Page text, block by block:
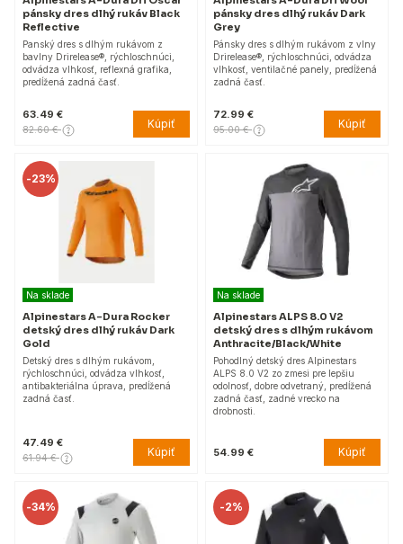
pánsky dres dlhý rukáv Black
Reflective
Panský dres s dlhým rukávom z
bavlny Drirelease®, rýchloschnúci,
odvádza vlhkosť, reflexná grafika,
predĺžená zadná časť.
63.49 €
82.60 € Kúpiť
pánsky dres dlhý rukáv Dark
Grey
Pánsky dres s dlhým rukávom z vlny
Drirelease®, rýchloschnúci, odvádza
vlhkosť, ventilačné panely, predĺžená
zadná časť.
72.99 €
95.00 € Kúpiť
-23%
Na sklade
Alpinestars A-Dura Rocker
detský dres dlhý rukáv Dark
Gold
Detský dres s dlhým rukávom,
rýchloschnúci, odvádza vlhkosť,
antibakteriálna úprava, predĺžená
zadná časť.
47.49 €
61.94 € Kúpiť
Na sklade
Alpinestars ALPS 8.0 V2
detský dres s dlhým rukávom
Anthracite/Black/White
Pohodlný detský dres Alpinestars
ALPS 8.0 V2 zo zmesi pre lepšiu
odolnosť, dobre odvetraný, predĺžená
zadná časť, zadné vrecko na
drobnosti.
54.99 € Kúpiť
-34% -2%